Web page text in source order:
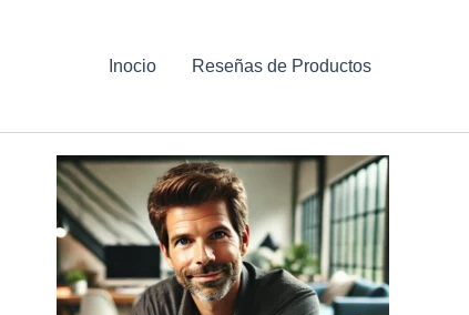
Inocio Reseñas de Productos